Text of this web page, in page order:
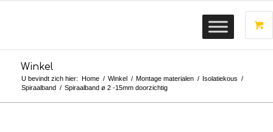
Winkel
U bevindt zich hier: Home / Winkel / Montage materialen / Isolatiekous /
Spiraalband / Spiraalband ø 2 -15mm doorzichtig